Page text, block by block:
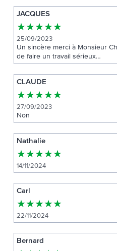
JACQUES
★★★★★
25/09/2023
Un sincère merci à Monsieur
de faire un travail sérieux…
CLAUDE
★★★★★
27/09/2023
Non
Nathalie
★★★★★
14/11/2024
Carl
★★★★★
22/11/2024
Bernard